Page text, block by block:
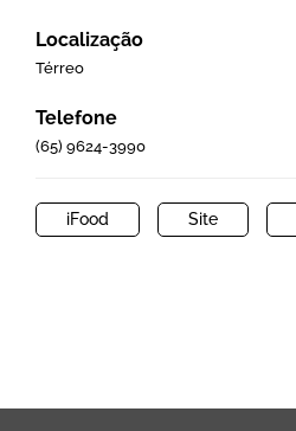
Localização
Térreo
Telefone
(65) 9624-3990
iFood Site